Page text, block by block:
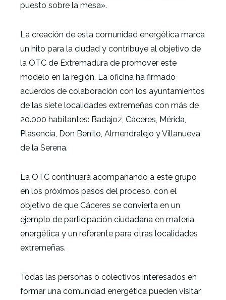
puesto sobre la mesa».
La creación de esta comunidad energética marca
un hito para la ciudad y contribuye al objetivo de
la OTC de Extremadura de promover este
modelo en la región. La oficina ha firmado
acuerdos de colaboración con los ayuntamientos
de las siete localidades extremeñas con más de
20.000 habitantes: Badajoz, Cáceres, Mérida,
Plasencia, Don Benito, Almendralejo y Villanueva
de la Serena.
La OTC continuará acompañando a este grupo
en los próximos pasos del proceso, con el
objetivo de que Cáceres se convierta en un
ejemplo de participación ciudadana en materia
energética y un referente para otras localidades
extremeñas.
Todas las personas o colectivos interesados en
formar una comunidad energética pueden visitar